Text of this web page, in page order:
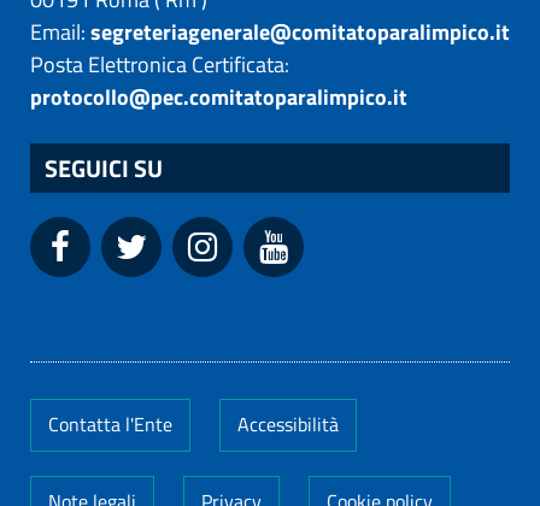
Email:segreteriagenerale@comitatoparalimpico.it
Posta Elettronica Certificata:
protocollo@pec.comitatoparalimpico.it
SEGUICI SU
Contatta l'Ente Accessibilità